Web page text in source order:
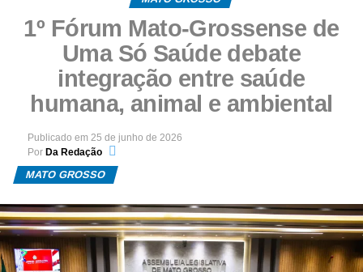
1º Fórum Mato-Grossense de
Uma Só Saúde debate
integração entre saúde
humana, animal e ambiental
Publicado em 25 de junho de 2026
Por Da Redação
MATO GROSSO